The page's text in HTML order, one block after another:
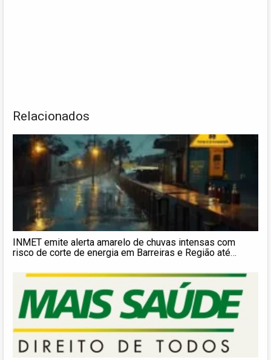
Relacionados
INMET emite alerta amarelo de chuvas intensas com
risco de corte de energia em Barreiras e Região até